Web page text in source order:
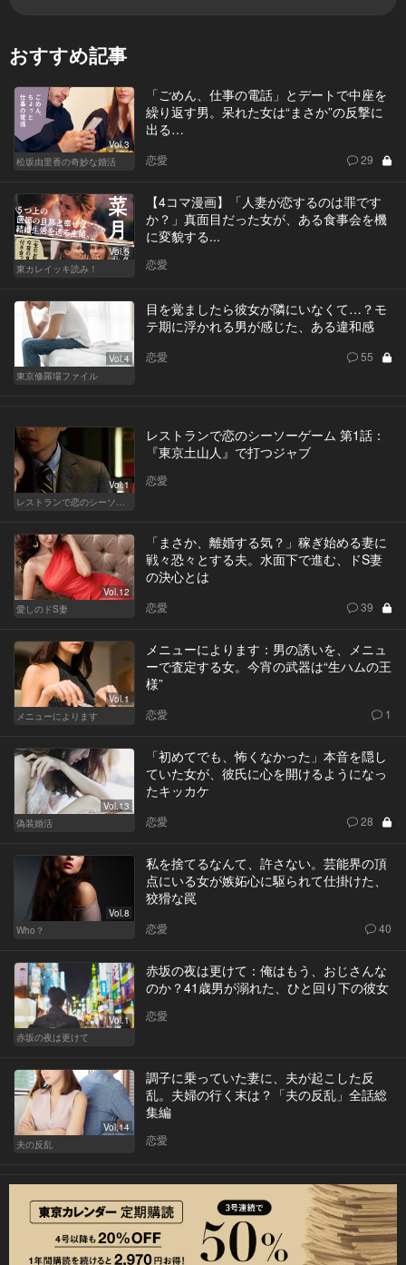
おすすめ記事
Vol.3
松坂由里香の奇妙な婚活
「ごめん、仕事の電話」とデートで中座を
繰り返す男。呆れた女は“まさか”の反撃に
出る…
恋愛 29
Vol.5
東カレイッキ読み！
【4コマ漫画】「人妻が恋するのは罪です
か？」真面目だった女が、ある食事会を機
に変貌する...
恋愛
Vol.4
東京修羅場ファイル
目を覚ましたら彼女が隣にいなくて…？モ
テ期に浮かれる男が感じた、ある違和感
恋愛 55
Vol.1
レストランで恋のシーソーゲーム（MAN）
レストランで恋のシーソーゲーム 第1話：
『東京土山人』で打つジャブ
恋愛
Vol.12
愛しのドS妻
「まさか、離婚する気？」稼ぎ始める妻に
戦々恐々とする夫。水面下で進む、ドS妻
の決心とは
恋愛 39
Vol.1
メニューによります
メニューによります：男の誘いを、メニュ
ーで査定する女。今宵の武器は“生ハムの王
様”
恋愛 1
Vol.13
偽装婚活
「初めてでも、怖くなかった」本音を隠し
ていた女が、彼氏に心を開けるようになっ
たキッカケ
恋愛 28
Vol.8
Who？
私を捨てるなんて、許さない。芸能界の頂
点にいる女が嫉妬心に駆られて仕掛けた、
狡猾な罠
恋愛 40
Vol.1
赤坂の夜は更けて
赤坂の夜は更けて：俺はもう、おじさんな
のか？41歳男が溺れた、ひと回り下の彼女
恋愛
Vol.14
夫の反乱
調子に乗っていた妻に、夫が起こした反
乱。夫婦の行く末は？「夫の反乱」全話総
集編
恋愛